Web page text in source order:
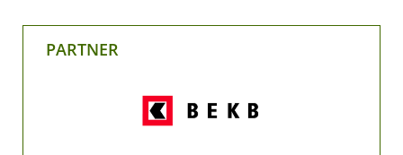
PARTNER